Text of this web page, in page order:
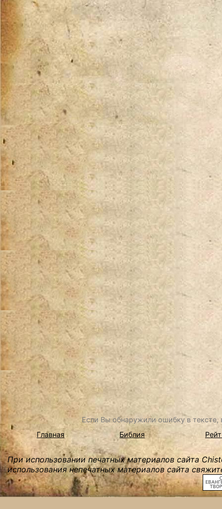
Если Вы обнаружили ошибку в
Главная
Библия
При использовании печатных материалов сайта
использования непечатных материалов сайта